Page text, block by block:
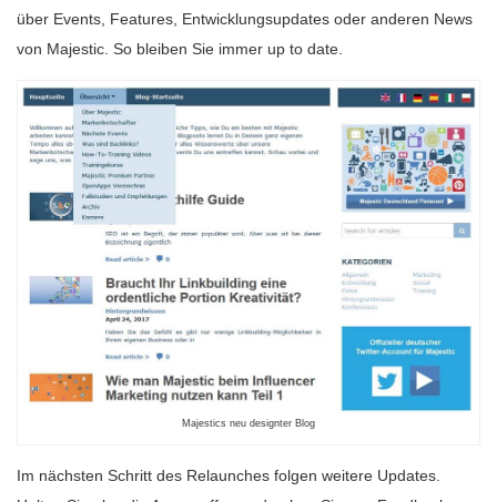
über Events, Features, Entwicklungsupdates oder anderen News
von Majestic. So bleiben Sie immer up to date.
Majestics neu designter Blog
Im nächsten Schritt des Relaunches folgen weitere Updates.